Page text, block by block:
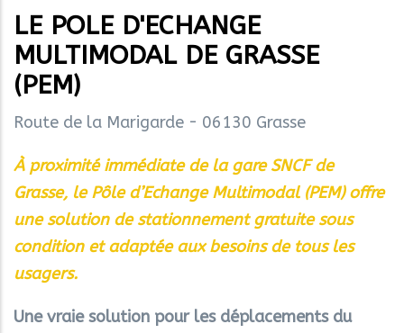
LE POLE D'ECHANGE
MULTIMODAL DE GRASSE
(PEM)
Route de la Marigarde - 06130 Grasse
À proximité immédiate de la gare SNCF de
Grasse, le Pôle d’Echange Multimodal (PEM) offre
une solution de stationnement gratuite sous
condition et adaptée aux besoins de tous les
usagers.
Une vraie solution pour les déplacements du